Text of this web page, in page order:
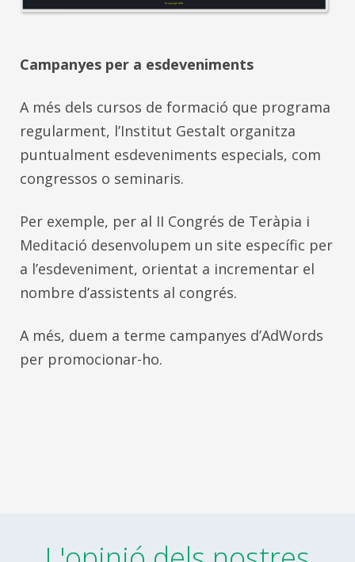
Campanyes per a esdeveniments
A més dels cursos de formació que programa
regularment, l’Institut Gestalt organitza
puntualment esdeveniments especials, com
congressos o seminaris.
Per exemple, per al II Congrés de Teràpia i
Meditació desenvolupem un site específic per
a l’esdeveniment, orientat a incrementar el
nombre d’assistents al congrés.
A més, duem a terme campanyes d’AdWords
per promocionar-ho.